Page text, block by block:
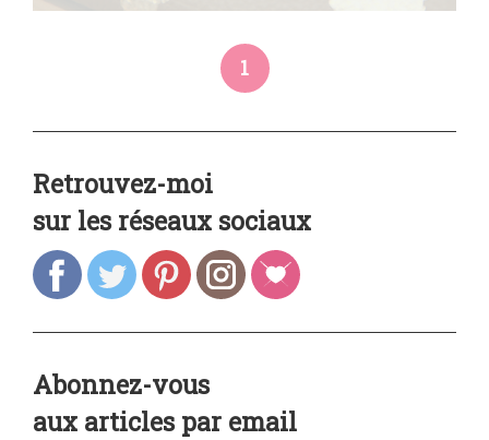
1
Retrouvez-moi
sur les réseaux sociaux
Abonnez-vous
aux articles par email